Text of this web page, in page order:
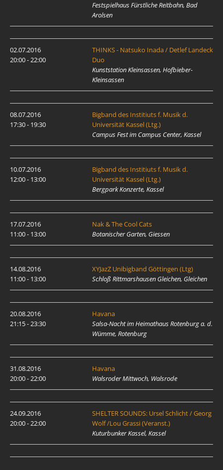
Festspielhaus Fürstliche Reitbahn, Bad
Arolsen
02.07.2016
20:00 - 22:00
THINKS - Natsuko Inada / Detlef Landeck
Duo
Kunststation Kleinsassen, Hofbieber-
Kleinsassen
08.07.2016
17:30 - 19:30
Bigband des Institiuts f. Musik d.
Universität Kassel (Ltg.)
Campus Fest im Campus Center, Kassel
10.07.2016
12:00 - 13:00
Bigband des Institiuts f. Musik d.
Universität Kassel (Ltg.)
Bergpark Konzerte, Kassel
17.07.2016
11:00 - 13:00
Nak & The Cool Cats
Botanischer Garten, Giessen
14.08.2016
11:00 - 13:00
XYJazZ Unibigband Göttingen (Ltg)
Schloß Rittmarshausen Gleichen, Gleichen
20.08.2016
21:15 - 23:30
Havana
Salsa-Nacht im Heimathaus Rotenburg a. d.
Wümme, Rotenburg
31.08.2016
20:00 - 22:00
Havana
Walsroder Mittwoch, Walsrode
24.09.2016
20:00 - 22:00
SHELTER SOUNDS: Ursel Schlicht / Georg
Wolf /Lou Grassi (Veranst.)
Kuturbunker Kassel, Kassel